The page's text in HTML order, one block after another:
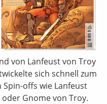
von Lanfeust von Troy
sich schnell zum
offs wie Lanfeust
Gnome von Troy.